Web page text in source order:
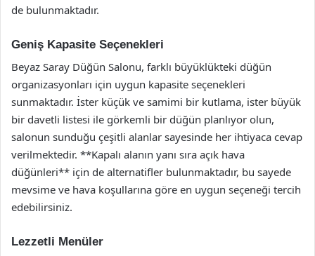
de bulunmaktadır.
Geniş Kapasite Seçenekleri
Beyaz Saray Düğün Salonu, farklı büyüklükteki düğün
organizasyonları için uygun kapasite seçenekleri
sunmaktadır. İster küçük ve samimi bir kutlama, ister büyük
bir davetli listesi ile görkemli bir düğün planlıyor olun,
salonun sunduğu çeşitli alanlar sayesinde her ihtiyaca cevap
verilmektedir. **Kapalı alanın yanı sıra açık hava
düğünleri** için de alternatifler bulunmaktadır, bu sayede
mevsime ve hava koşullarına göre en uygun seçeneği tercih
edebilirsiniz.
Lezzetli Menüler